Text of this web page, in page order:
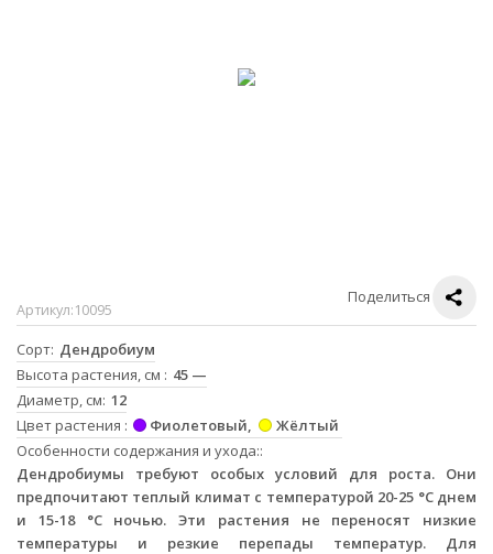
Артикул:10095
Поделиться
Сорт Дендробиум
Высота растения, см
45 —
Диаметр, см 12
Цвет растения
Фиолетовый
Жёлтый
Особенности содержания и ухода:
Дендробиумы требуют особых условий для роста. Они
предпочитают теплый климат с температурой 20-25 °C днем
и 15-18 °C ночью. Эти растения не переносят низкие
температуры и резкие перепады температур. Для